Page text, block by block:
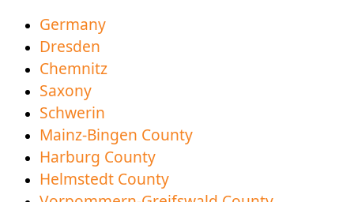
και εκμάθηση γερμανικών
Τώρα διατίθεται και στα πολωνικά και στα τσεχικά
για καλύτερη γειτνίαση
Ο τομέας των εκπαιδευτικών προσφορών βοηθά
στην επιτυχή εκμάθηση γλωσσών για καλύτερη
κατανόηση
Νέα περιφέρεια Vorpommern-Greifswald County
διαθέσιμη για λήψη
Germany
Dresden
Chemnitz
Saxony
Schwerin
Mainz-Bingen County
Harburg County
Helmstedt County